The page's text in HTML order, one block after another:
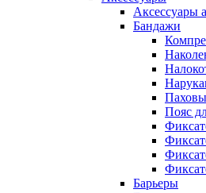
Аксессуары
Бандажи
Пояс
Барьеры